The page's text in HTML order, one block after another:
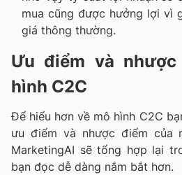
mua cũng được hưởng lợi vì
giá thông thường.
Ưu điểm và
hình C2C
Để hiểu hơn về mô hình C2C
ưu điểm và nhược điểm của
MarketingAI sẽ tổng hợp lại
bạn đọc dễ dàng nắm bắt hơn.